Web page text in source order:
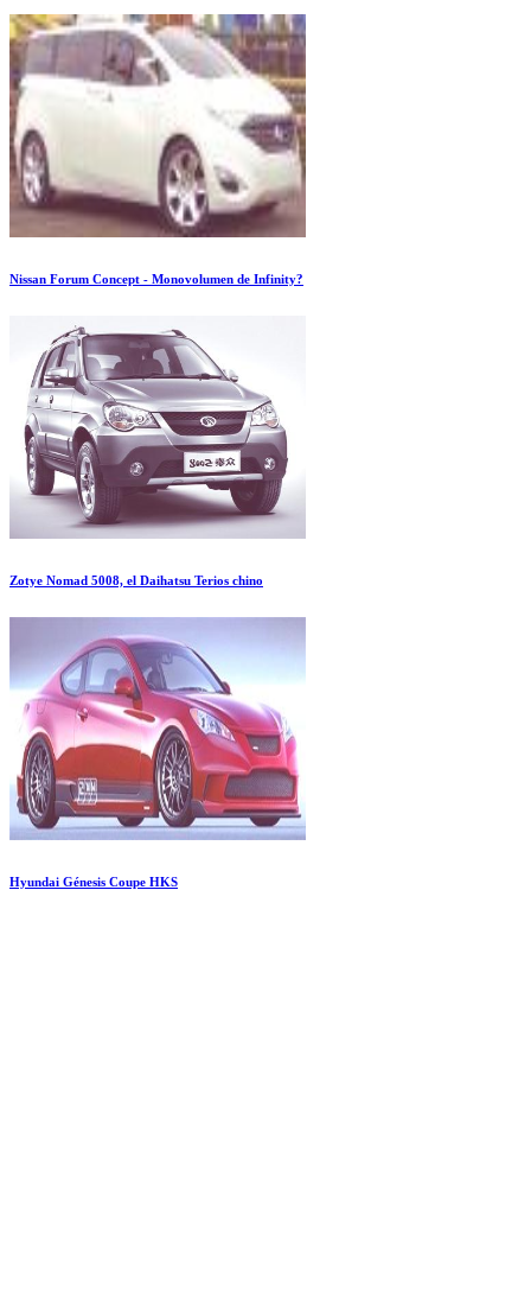
Nissan Forum Concept - Monovolumen de Infinity?
Zotye Nomad 5008, el Daihatsu Terios chino
Hyundai Génesis Coupe HKS